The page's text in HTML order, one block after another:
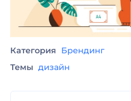
Категория
Брендинг
Темы дизайн